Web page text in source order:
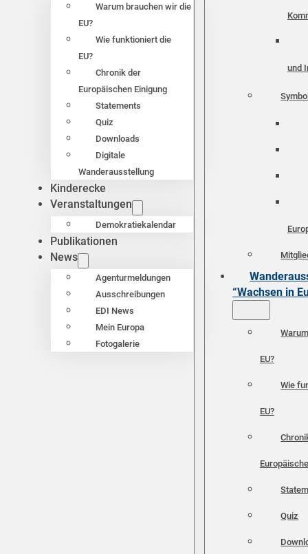
Warum brauchen wir die
EU?
Wie funktioniert die
EU?
Chronik der
Europäischen Einigung
Statements
Quiz
Downloads
Digitale
Wanderausstellung
Kinderecke
Veranstaltungen
Demokratiekalendar
Publikationen
News
Agenturmeldungen
Ausschreibungen
EDI News
Mein Europa
Fotogalerie
und
“Wachsen in
EU?
Wie
EU?
Quiz